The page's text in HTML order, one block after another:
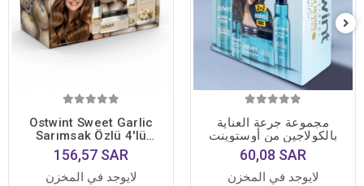
Ostwint Sweet Garlic
Sarımsak Özlü 4'lü
Profesyonel Saç Bakım
Seti • Yoğun Onarıcı
Bakım Formülü
156,57 SAR
لايوجد في المخزن
مجموعة جرعة العناية
بالكولاجين من أوستوينت
60,08 SAR
لايوجد في المخزن